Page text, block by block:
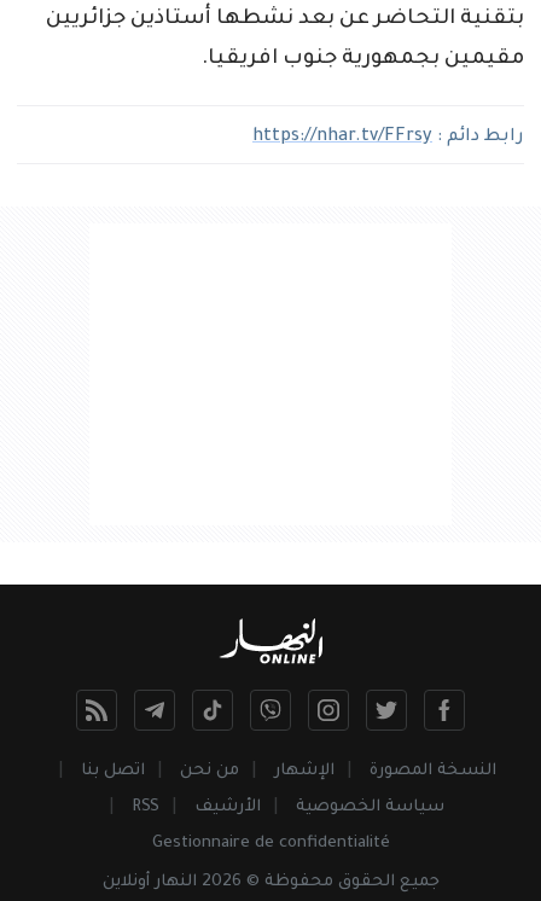
بتقنية التحاضر عن بعد نشطها أستاذين جزائريين
مقيمين بجمهورية جنوب افريقيا.
رابط دائم : https://nhar.tv/FFrsy
النسخة المصورة الإشهار من نحن
اتصل بنا
سياسة الخصوصية
الأرشيف
RSS
Gestionnaire de confidentialité
جميع الحقوق محفوظة © 2026 النهار أونلاين